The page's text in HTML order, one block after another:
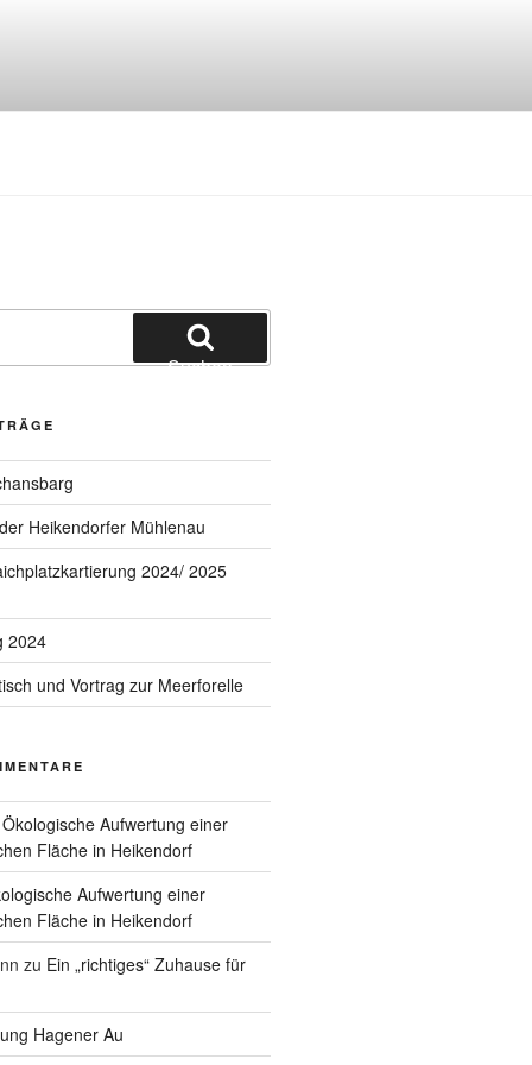
Suchen
Heikendorfer Mühlenau
2024/ 2025
2024
und Vortrag zur Meerforelle
Ökologische Aufwertung einer
Fläche in Heikendorf
Aufwertung einer
Fläche in Heikendorf
zu Ein „richtiges“ Zuhause für
Hagener Au